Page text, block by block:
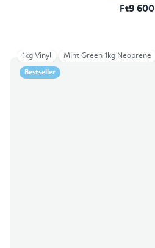
Ft9 600
Bestseller
1kg Vinyl Mint Green 1kg Neoprene